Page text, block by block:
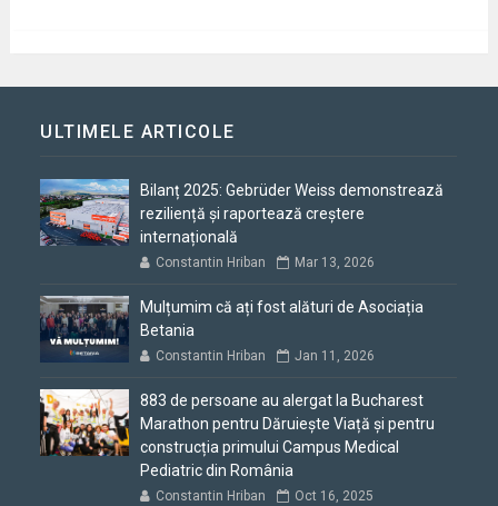
ULTIMELE ARTICOLE
Bilanț 2025: Gebrüder Weiss demonstrează
reziliență și raportează creștere
internațională
Constantin Hriban Mar 13, 2026
Mulțumim că ați fost alături de Asociația
Betania
Constantin Hriban Jan 11, 2026
883 de persoane au alergat la Bucharest
Marathon pentru Dăruiește Viață și pentru
construcția primului Campus Medical
Pediatric din România
Constantin Hriban Oct 16, 2025